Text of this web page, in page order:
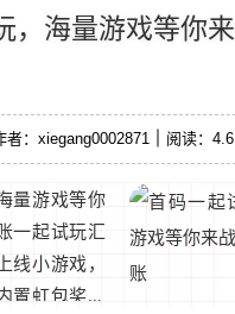
元！10元起
，海量游戏等你
者：xiegang0002871 阅读：
量游戏等你
一起试玩汇
小游戏，
置虹包奖励